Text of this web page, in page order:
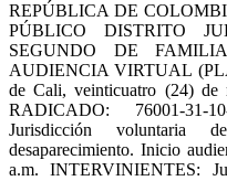
REPÚBLICA DE
PÚBLICO DISTRITO
SEGUNDO DE
AUDIENCIA VIRTUAL
de Cali, veinticuatro (24) de
RADICADO: 76001-31-
Jurisdicción voluntaria
desaparecimiento. Inicio
a.m. INTERVINIENTES: